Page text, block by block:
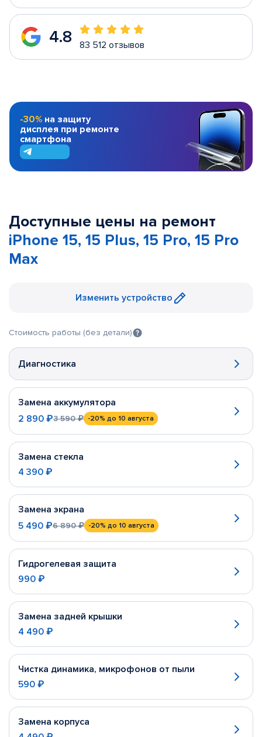
4.8 83 512 отзывов
-30% на защиту
дисплея при ремонте
смартфона
Доступные цены на ремонт
iPhone 15, 15 Plus, 15 Pro, 15 Pro
Max
Изменить устройство
Стоимость работы (без детали)
Диагностика
Замена аккумулятора
2 890 ₽3 590 ₽ -20% до 10 августа
Замена стекла
4 390 ₽
Замена экрана
5 490 ₽6 890 ₽ -20% до 10 августа
Гидрогелевая защита
990 ₽
Замена задней крышки
4 490 ₽
Чистка динамика, микрофонов от пыли
590 ₽
Замена корпуса